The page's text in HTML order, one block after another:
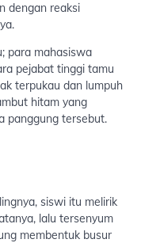
dengan reaksi
para mahasiswa
pejabat tinggi tamu
terpukau dan lumpuh
hitam yang
panggung tersebut.
siswi itu melirik
lalu tersenyum
membentuk busur